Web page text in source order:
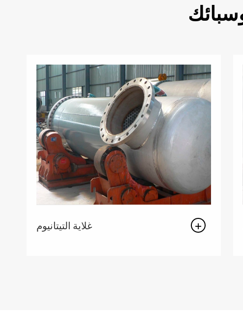
غلاية التيتانيوم